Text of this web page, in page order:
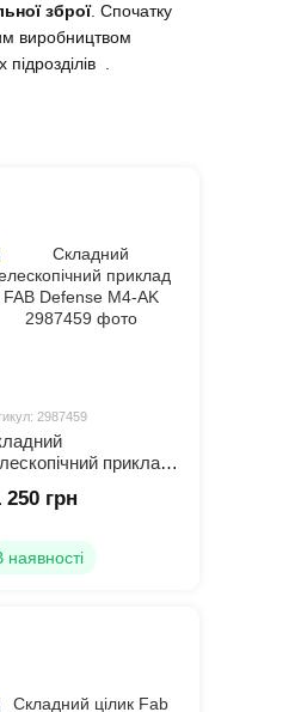
зброї. Спочатку
виробництвом
.
внутрішніми
для швидкого
2987459
приклад
250 грн
наявності